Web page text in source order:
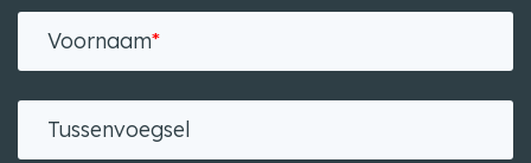
Voornaam*
Tussenvoegsel